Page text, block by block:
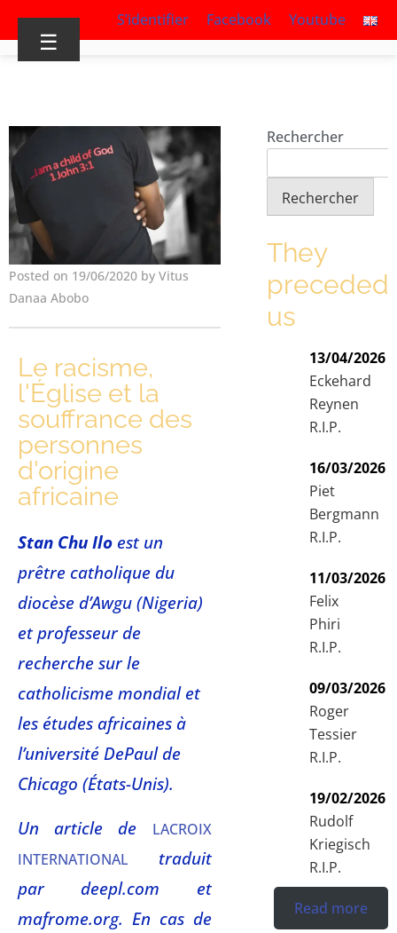
S’identifier Facebook Youtube
☰
Posted on 19/06/2020 by Vitus
Danaa Abobo
Le racisme,
l'Église et la
souffrance des
personnes
d'origine
africaine
Stan Chu Ilo est un
prêtre catholique du
diocèse d’Awgu (Nigeria)
et professeur de
recherche sur le
catholicisme mondial et
les études africaines à
l’université DePaul de
Chicago (États-Unis).
Un article de
LACROIX
INTERNATIONAL traduit
par deepl.com et
mafrome.org. En cas de
Rechercher
Rechercher
They
preceded
us
13/04/2026
Eckehard
Reynen
R.I.P.
16/03/2026
Piet
Bergmann
R.I.P.
11/03/2026
Felix
Phiri
R.I.P.
09/03/2026
Roger
Tessier
R.I.P.
19/02/2026
Rudolf
Kriegisch
R.I.P.
Read more